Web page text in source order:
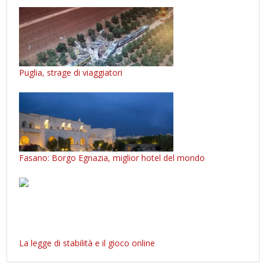
Puglia, strage di viaggiatori
Fasano: Borgo Egnazia, miglior hotel del mondo
La legge di stabilità e il gioco online